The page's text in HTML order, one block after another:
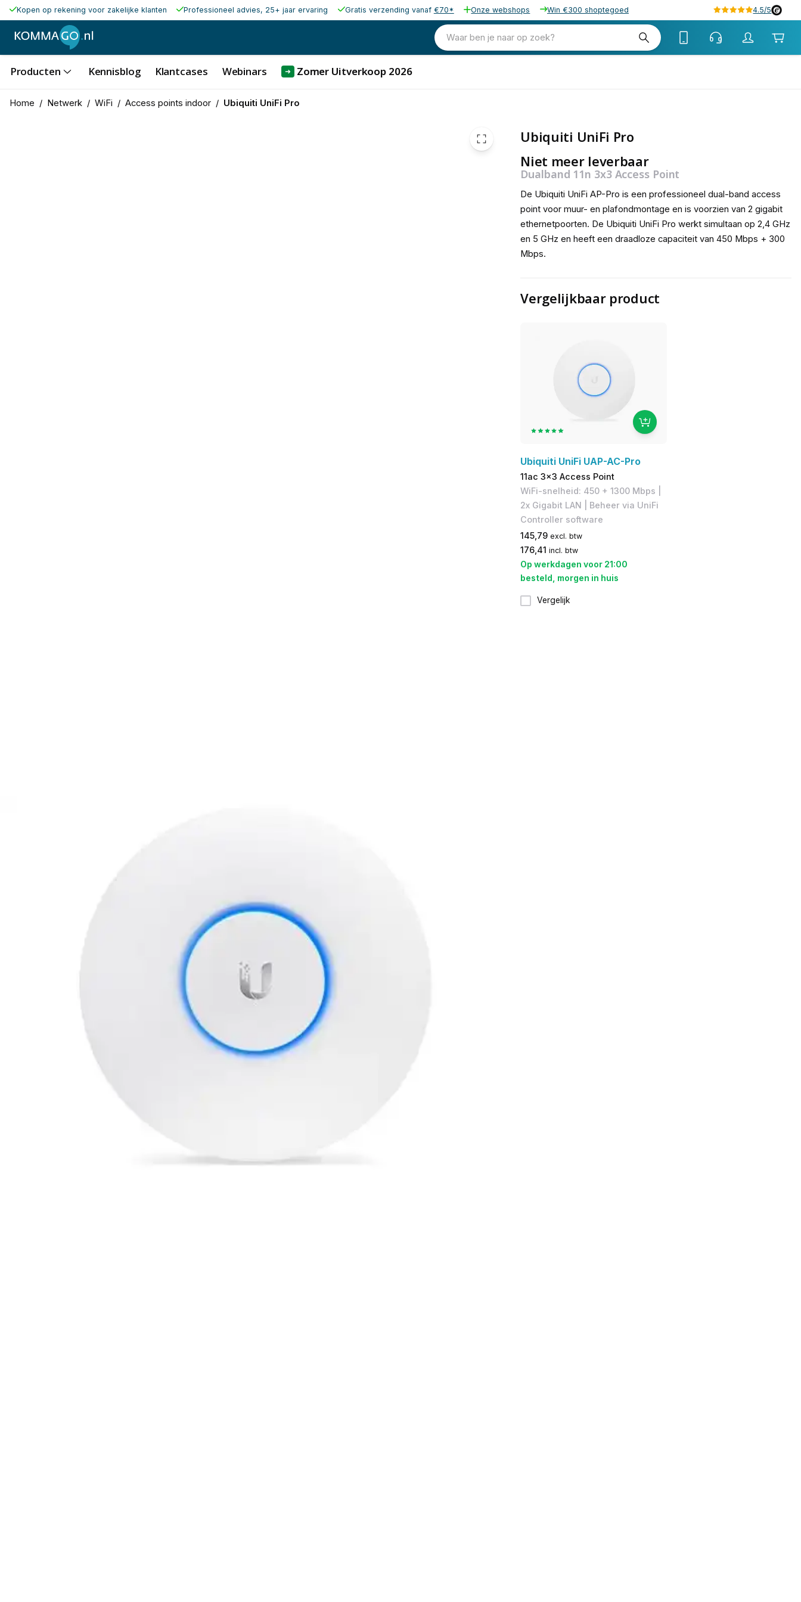
Kopen op rekening voor zakelijke klanten Professioneel advies, 25+ jaar ervaring Gratis verzending vanaf €70* Onze webshops Win €300 shoptegoed 4.5/5
Waar ben je naar op zoek?
Producten Kennisblog Klantcases Webinars ➜ Zomer Uitverkoop 2026
Home / Netwerk / WiFi / Access points indoor / Ubiquiti UniFi Pro
Ubiquiti UniFi Pro
Niet meer leverbaar
Dualband 11n 3x3 Access Point
De Ubiquiti UniFi AP-Pro is een professioneel dual-band access
point voor muur- en plafondmontage en is voorzien van 2 gigabit
ethernetpoorten. De Ubiquiti UniFi Pro werkt simultaan op 2,4 GHz
en 5 GHz en heeft een draadloze capaciteit van 450 Mbps + 300
Mbps.
Vergelijkbaar product
Ubiquiti UniFi UAP-AC-Pro
11ac 3x3 Access Point
WiFi-snelheid: 450 + 1300 Mbps |
2x Gigabit LAN | Beheer via UniFi
Controller software
145,79 excl. btw
176,41 incl. btw
Op werkdagen voor 21:00
besteld, morgen in huis
Vergelijk